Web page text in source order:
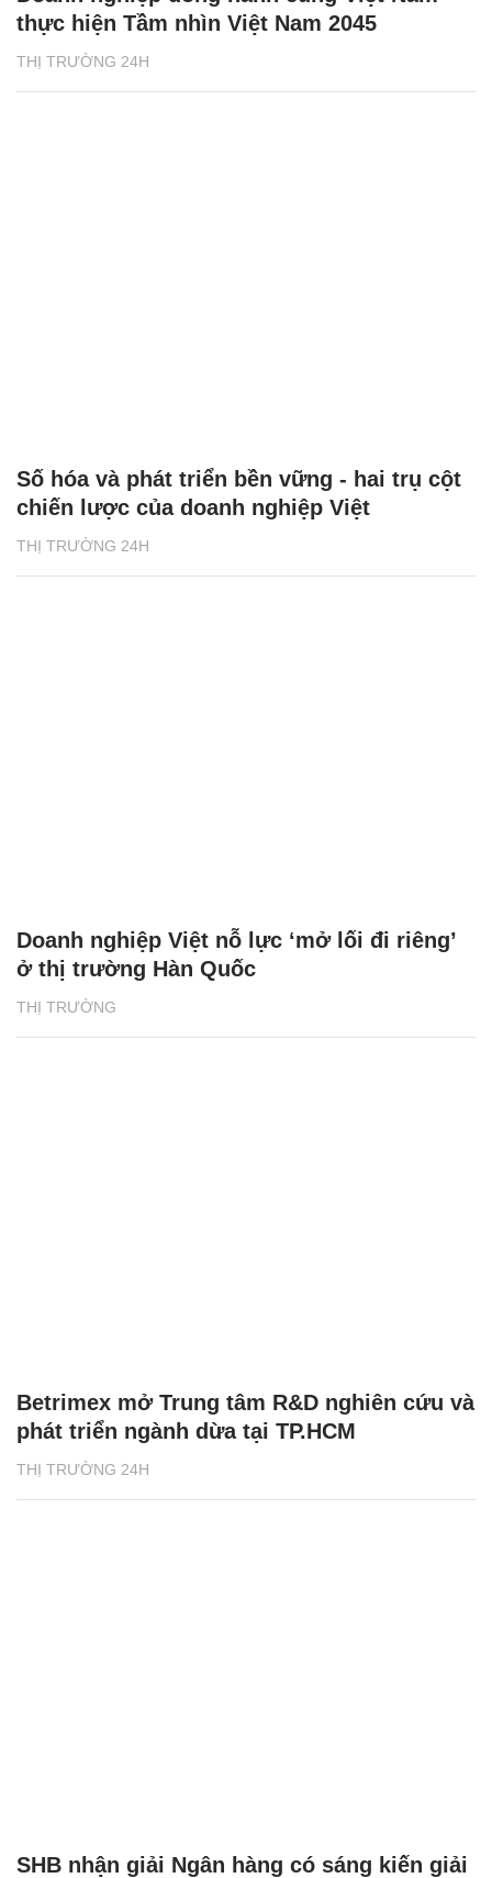
THỊ TRƯỜNG 24H
thực hiện Tầm nhìn Việt Nam 2045
THỊ TRƯỜNG 24H
Số hóa và phát triển bền vững - hai trụ cột
chiến lược của doanh nghiệp Việt
THỊ TRƯỜNG
Doanh nghiệp Việt nỗ lực ‘mở lối đi riêng’
ở thị trường Hàn Quốc
THỊ TRƯỜNG 24H
Betrimex mở Trung tâm R&D nghiên cứu và
phát triển ngành dừa tại TP.HCM
SHB nhận giải Ngân hàng có sáng kiến giải